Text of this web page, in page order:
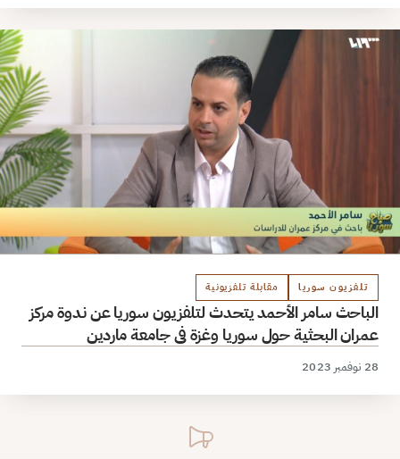
تلفزيون سوريا مقابلة تلفزيونية
الباحث سامر الأحمد يتحدث لتلفزيون سوريا عن ندوة مركز
عمران البحثية حول سوريا وغزة في جامعة ماردين
28 نوفمبر 2023